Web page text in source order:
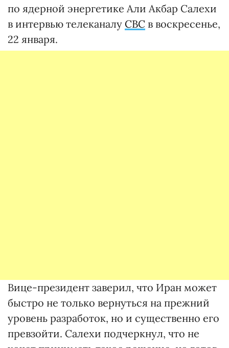
по ядерной энергетике Али Акбар Салехи
в интервью телеканалу CBC в воскресенье,
22 января.
Вице-президент заверил, что Иран может
быстро не только вернуться на прежний
уровень разработок, но и существенно его
превзойти. Салехи подчеркнул, что не